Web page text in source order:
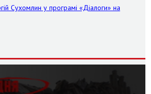
Сухомлин у програмі «Діалоги» на